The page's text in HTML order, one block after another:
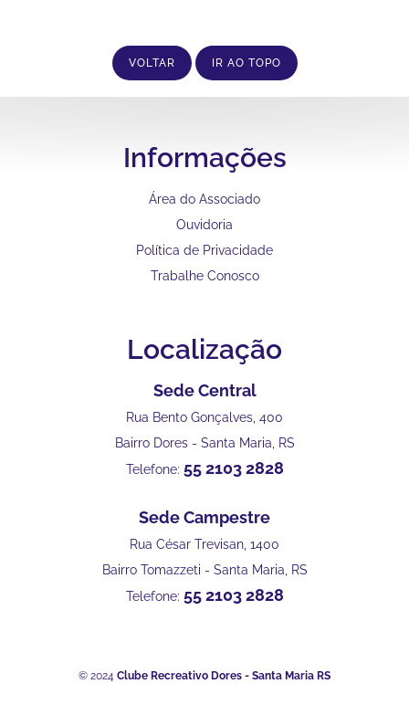
VOLTAR IR AO TOPO
Informações
Área do Associado
Ouvidoria
Política de Privacidade
Trabalhe Conosco
Localização
Sede Central
Rua Bento Gonçalves, 400
Bairro Dores - Santa Maria, RS
Telefone: 55 2103 2828
Sede Campestre
Rua César Trevisan, 1400
Bairro Tomazzeti - Santa Maria, RS
Telefone: 55 2103 2828
© 2024 Clube Recreativo Dores - Santa Maria RS